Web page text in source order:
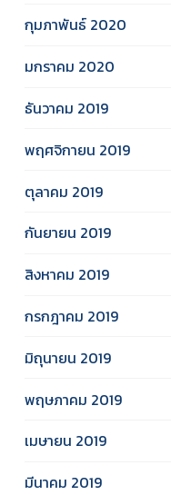
กุมภาพันธ์ 2020
มกราคม 2020
ธันวาคม 2019
พฤศจิกายน 2019
ตุลาคม 2019
กันยายน 2019
สิงหาคม 2019
กรกฎาคม 2019
มิถุนายน 2019
พฤษภาคม 2019
เมษายน 2019
มีนาคม 2019